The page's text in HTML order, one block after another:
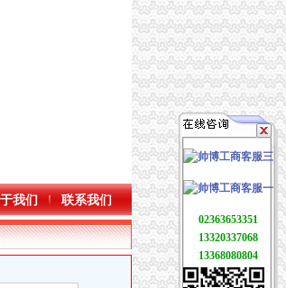
我们 联系我们
02363653351
13320337068
13368080804